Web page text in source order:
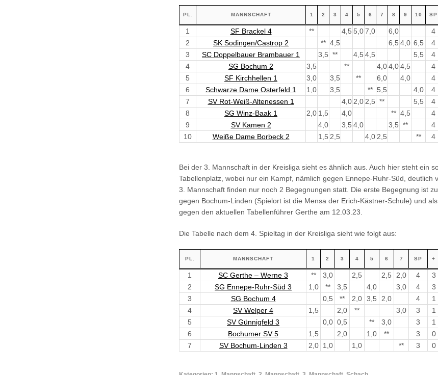
PL. MANNSCHAFT 1 2 3 4 5 6 7 8 9 10 SP
1 SF Brackel 4 ** 4,5 5,07,0 6,0 4
2
SK Sodingen/Castrop 2 ** 4,5 6,5 4,0 6,5 4
3
SC Doppelbauer Brambauer 1 3,5 ** 4,5 4,5 5,5 4
4
SG Bochum 2 3,5 ** 4,04,04,5 4
5
SF Kirchhellen 1 3,0 3,5 ** 6,0 4,0 4
6
Schwarze Dame Osterfeld 1 1,0 3,5 ** 5,5 4,0 4
7
SV Rot-Weiß-Altenessen 1 4,0 2,0 2,5 ** 5,5 4
8
SG Winz-Baak 1 2,0 1,5 4,0 ** 4,5 4
9
SV Kamen 2 4,0 3,5 4,0 3,5 ** 4
10
Weiße Dame Borbeck 2 1,5 2,5 4,0 2,5 ** 4
Bei der 3. Mannschaft in der Kreisliga sieht es ähnlich aus. Auch hier steht ein
Tabellenplatz, wobei nur ein Kampf, nämlich gegen Ennepe-Ruhr-Süd, deutlich
3. Mannschaft finden nur noch 2 Begegnungen statt. Die erste Begegnung ist
gegen Bochum-Linden (Spielort ist die Mensa der Erich-Kästner-Schule) und
gegen den aktuellen Tabellenführer Gerthe am 12.03.23.
Die Tabelle nach dem 4. Spieltag in der Kreisliga sieht wie folgt aus:
PL. MANNSCHAFT 1 2 3 4 5 6 7 SP +
1 SC Gerthe – Werne 3 ** 3,0 2,5 2,5 2,0 4 3
2
SG Ennepe-Ruhr-Süd 3 1,0 ** 3,5 4,0 3,0 4 3
3
SG Bochum 4 0,5 ** 2,0 3,5 2,0 4 1
4
SV Welper 4 1,5 2,0 ** 3,0 3 1
5
SV Günnigfeld 3 0,0 0,5 ** 3,0 3 1
6
Bochumer SV 5 1,5 2,0 1,0 ** 3 0
7
SV Bochum-Linden 3 2,0 1,0 1,0 ** 3 0